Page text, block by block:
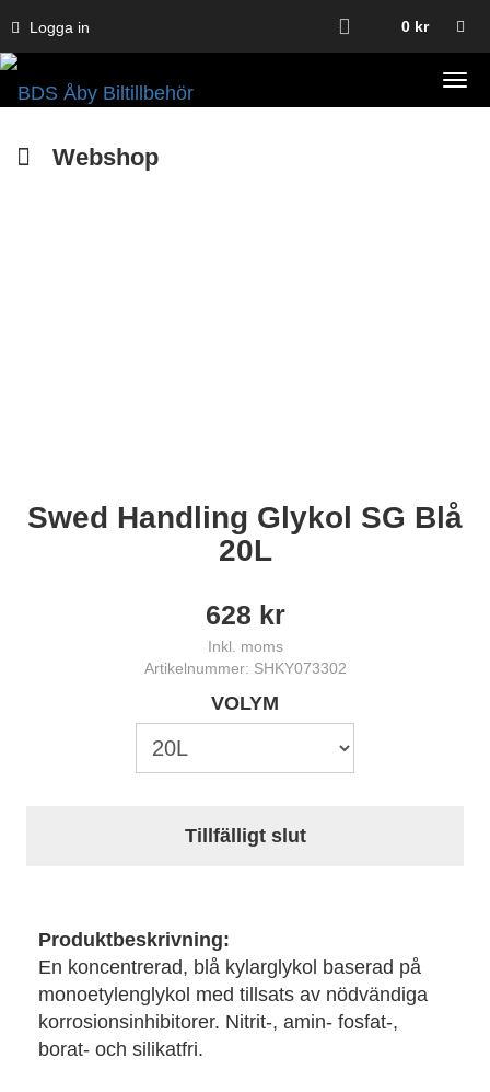
Logga in 0kr
Webshop
Swed Handling Glykol SG Blå
20L
628 kr
Inkl. moms
Artikelnummer: SHKY073302
VOLYM
Tillfälligt slut
Produktbeskrivning:
En koncentrerad, blå kylarglykol baserad på
monoetylenglykol med tillsats av nödvändiga
korrosionsinhibitorer. Nitrit-, amin- fosfat-,
borat- och silikatfri.